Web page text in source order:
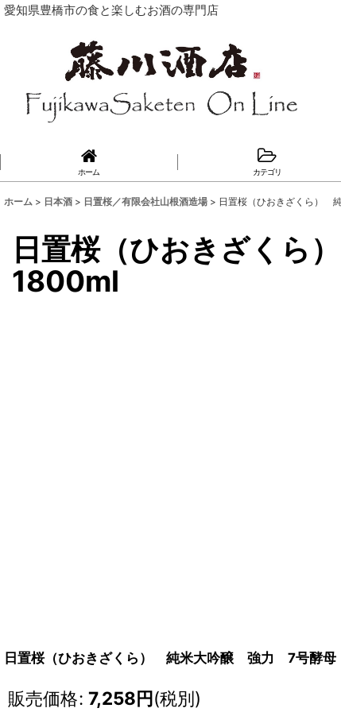
愛知県豊橋市の食と楽しむお酒の専門店
ホーム カテゴリ
ホーム > 日本酒 > 日置桜／有限会社山根酒造場 > 日置桜（ひおきざくら
日置桜（ひおきざく
1800ml
日置桜（ひおきざくら） 純米大吟醸 強力 7号
販売価格: 7,258円(税別)